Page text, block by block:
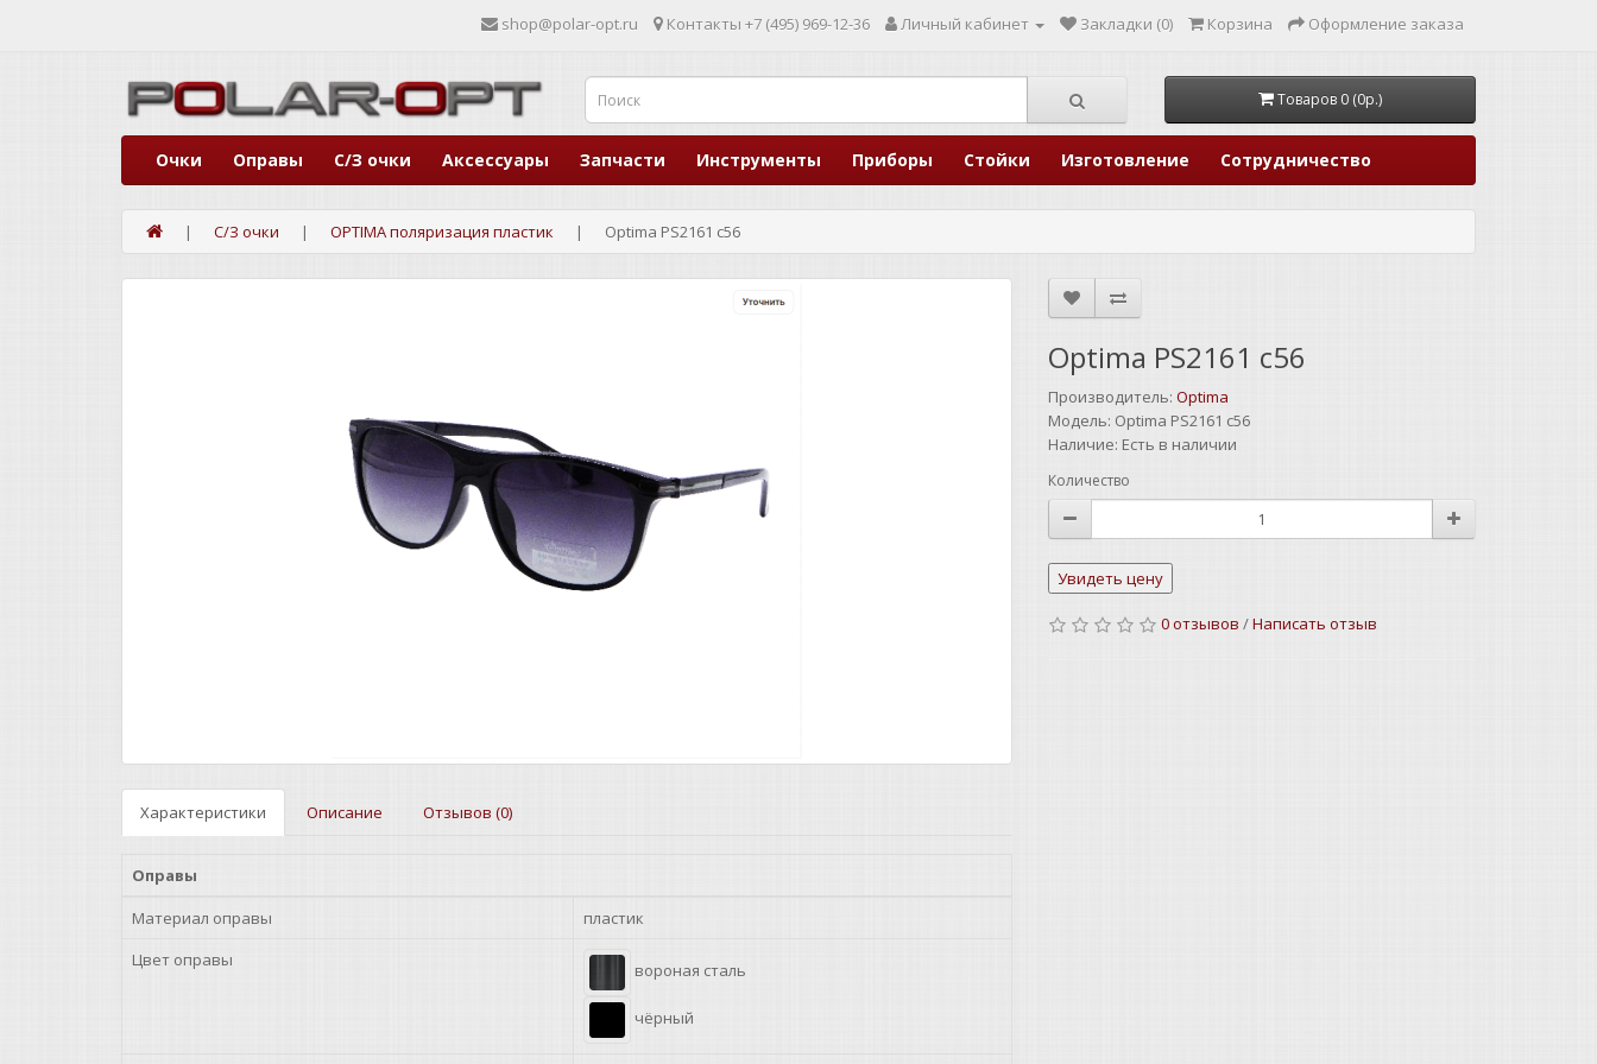
shop@polar-opt.ru Контакты +7 (495) 969-12-36 Личный кабинет Закладки (0) Корзина Оформление заказа
Товаров 0 (0р.)
Очки Оправы С/З очки Аксессуары Запчасти Инструменты Приборы Стойки Изготовление Сотрудничество
С/З очки OPTIMA поляризация пластик Optima PS2161 c56
Характеристики Описание Отзывов (0)
Оправы
Материал оправы
пластик
Цвет оправы
вороная сталь
чёрный
Optima PS2161 c56
Производитель: Optima
Модель: Optima PS2161 c56
Наличие: Есть в наличии
Количество
0 отзывов /Написать отзыв